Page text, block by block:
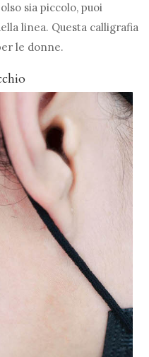
sia piccolo, puoi
linea. Questa calligrafia
le donne.